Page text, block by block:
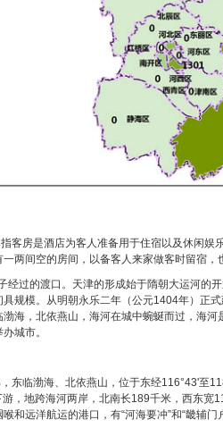
房是酒店为客人准备用于住宿以及休闲娱
两间空的房间，以备客人来家做客时留宿，
过的渡口。天津的形成始于隋朝大运河的
具规模。从明朝永乐二年（公元1404年）正
海，北依燕山，海河在城中蜿蜒而过，海
城市。
临渤海、北依燕山，位于东经116°43'至
，地跨海河两岸，北南长189千米，西东
和远洋航运的港口，有“河海要冲”和“畿辅